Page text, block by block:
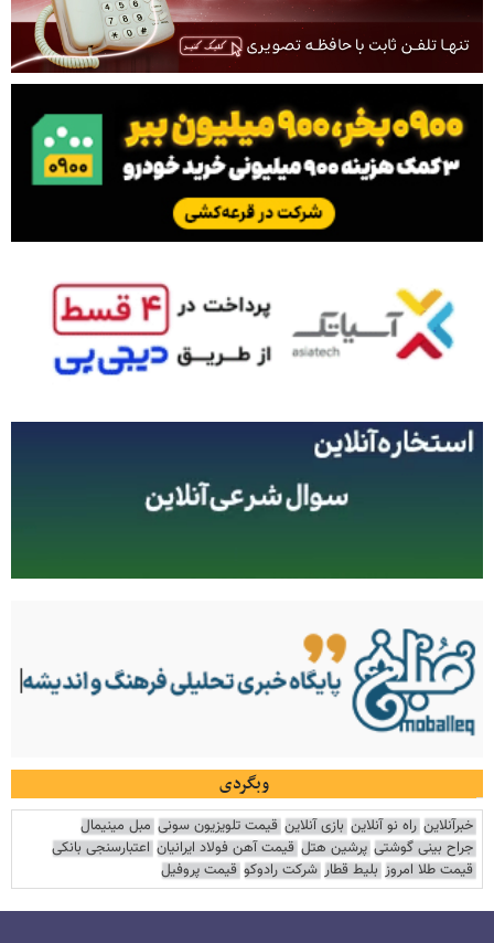
وبگردی
خبرآنلاین راه نو آنلاین بازی آنلاین قیمت تلویزیون سونی مبل مینیمال
جراح بینی گوشتی پرشین هتل قیمت آهن فولاد ایرانیان اعتبارسنجی بانکی
قیمت طلا امروز بلیط قطار شرکت رادوکو قیمت پروفیل